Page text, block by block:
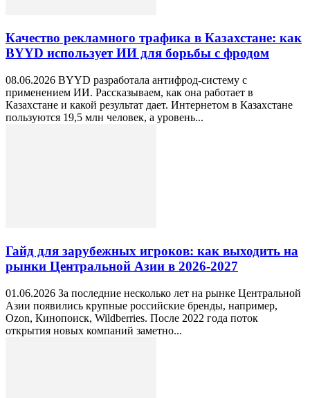
Качество рекламного трафика в Казахстане: как
BYYD использует ИИ для борьбы с фродом
08.06.2026 BYYD разработала антифрод-систему с
применением ИИ. Рассказываем, как она работает в
Казахстане и какой результат дает. Интернетом в Казахстане
пользуются 19,5 млн человек, а уровень...
Гайд для зарубежных игроков: как выходить на
рынки Центральной Азии в 2026-2027
01.06.2026 За последние несколько лет на рынке Центральной
Азии появились крупные российские бренды, например,
Ozon, Кинопоиск, Wildberries. После 2022 года поток
открытия новых компаний заметно...